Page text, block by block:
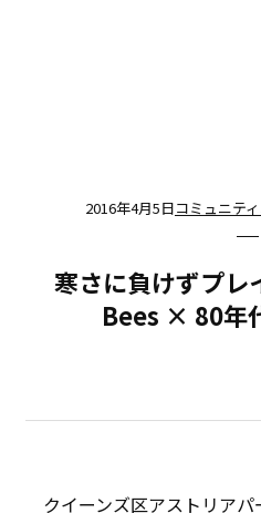
2016年4月5日コミュニテ
寒さに負けずプ
Bees × 80年
クイーンズ区アストリアパ